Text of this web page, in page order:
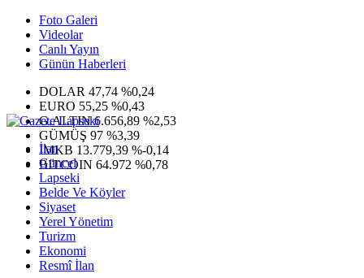
Foto Galeri
Videolar
Canlı Yayın
Günün Haberleri
DOLAR 47,74 %0,24
EURO 55,25 %0,43
G.ALTIN6.656,89 %2,53
GÜMÜŞ 97 %3,39
IMKB 13.779,39 %-0,14
BITCOIN 64.972 %0,78
İlan
Güncel
Lapseki
Belde Ve Köyler
Siyaset
Yerel Yönetim
Turizm
Ekonomi
Resmî İlan